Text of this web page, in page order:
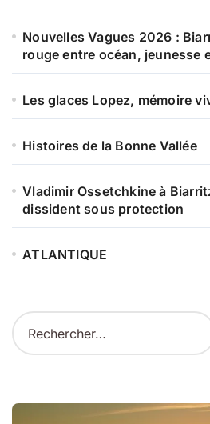
Nouvelles Vagues 2026 :
rouge entre océan, jeunesse
Les glaces Lopez, mémoire
Histoires de la Bonne Vallée
Vladimir Ossetchkine à
dissident sous protection
ATLANTIQUE
R
e
r